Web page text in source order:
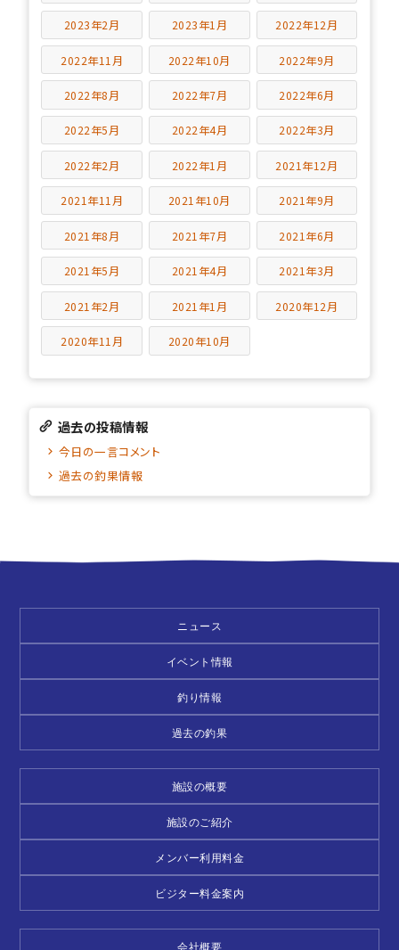
2023年2月 2023年1月 2022年12月
2022年11月 2022年10月 2022年9月
2022年8月 2022年7月 2022年6月
2022年5月 2022年4月 2022年3月
2022年2月 2022年1月 2021年12月
2021年11月 2021年10月 2021年9月
2021年8月 2021年7月 2021年6月
2021年5月 2021年4月 2021年3月
2021年2月 2021年1月 2020年12月
2020年11月 2020年10月
過去の投稿情報
今日の一言コメント
過去の釣果情報
ニュース
イベント情報
釣り情報
過去の釣果
施設の概要
施設のご紹介
メンバー利用料金
ビジター料金案内
会社概要